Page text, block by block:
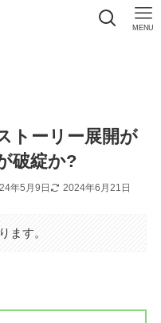
MENU
トーリー展開が
破綻か?
年5月9日 2024年6月21日
ます。